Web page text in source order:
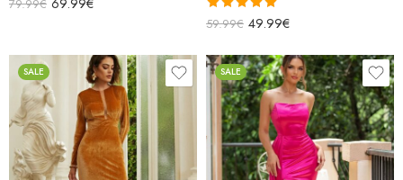
79.99€
Note5.00
59.99€ 49.99€
SALE SALE